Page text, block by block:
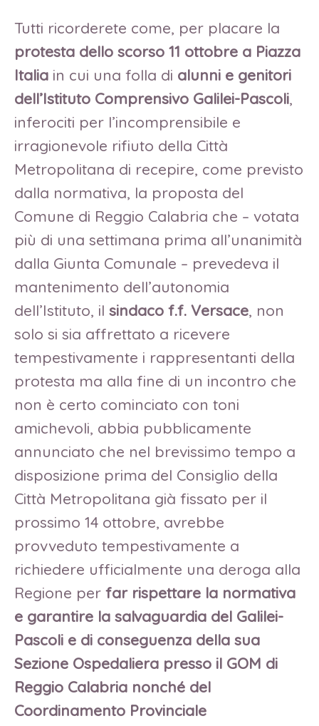
Tutti ricorderete come, per placare la
protesta dello scorso 11 ottobre a Piazza
Italia in cui una folla di alunni e genitori
dell’Istituto Comprensivo Galilei-Pascoli,
inferociti per l’incomprensibile e
irragionevole rifiuto della Città
Metropolitana di recepire, come previsto
dalla normativa, la proposta del
Comune di Reggio Calabria che – votata
più di una settimana prima all’unanimità
dalla Giunta Comunale – prevedeva il
mantenimento dell’autonomia
dell’Istituto, il sindaco f.f. Versace, non
solo si sia affrettato a ricevere
tempestivamente i rappresentanti della
protesta ma alla fine di un incontro che
non è certo cominciato con toni
amichevoli, abbia pubblicamente
annunciato che nel brevissimo tempo a
disposizione prima del Consiglio della
Città Metropolitana già fissato per il
prossimo 14 ottobre, avrebbe
provveduto tempestivamente a
richiedere ufficialmente una deroga alla
Regione per far rispettare la normativa
e garantire la salvaguardia del Galilei-
Pascoli e di conseguenza della sua
Sezione Ospedaliera presso il GOM di
Reggio Calabria nonché del
Coordinamento Provinciale